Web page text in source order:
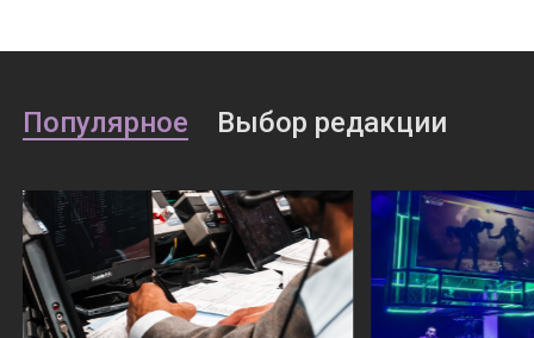
Популярное Выбор редакции